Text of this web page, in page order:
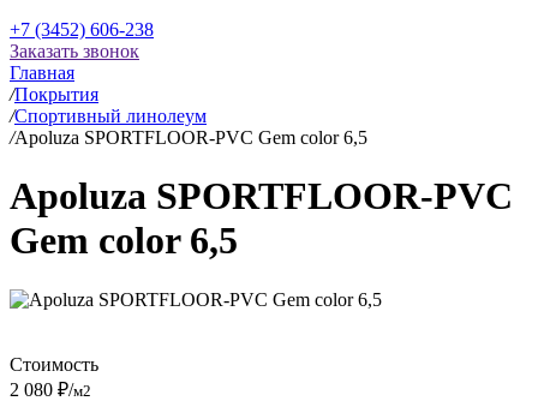
+7 (3452) 606-238
Заказать звонок
Главная
/Покрытия
/Спортивный линолеум
/Apoluza SPORTFLOOR-PVC Gem color 6,5
Apoluza SPORTFLOOR-PVC
Gem color 6,5
Стоимость
2 080 ₽/м2